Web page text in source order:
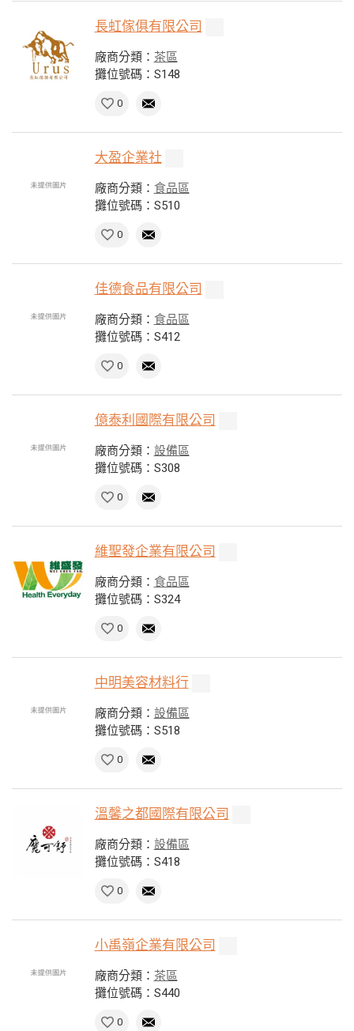
長虹傢俱有限公司
廠商分類： 茶區
攤位號碼：S148
0
大盈企業社
廠商分類： 食品區
攤位號碼：S510
0
佳德食品有限公司
廠商分類： 食品區
攤位號碼：S412
0
億泰利國際有限公司
廠商分類： 設備區
攤位號碼：S308
0
維聖發企業有限公司
廠商分類： 食品區
攤位號碼：S324
0
中明美容材料行
廠商分類： 設備區
攤位號碼：S518
0
溫馨之都國際有限公司
廠商分類： 設備區
攤位號碼：S418
0
小禹嶺企業有限公司
廠商分類： 茶區
攤位號碼：S440
0